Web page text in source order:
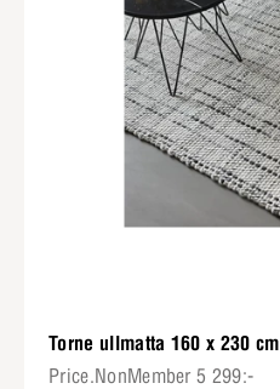
Torne ullmatta 160 x 230 cm
Price.NonMember 5 299:-